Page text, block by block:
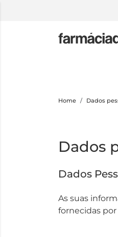
Home Dados
Dados
Dados
As suas
fornecidas